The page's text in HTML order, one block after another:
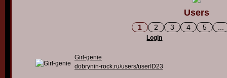
Users
1 2 3 4 5
Login
Girl-genie
dobrynin-rock.ru/users/userID23